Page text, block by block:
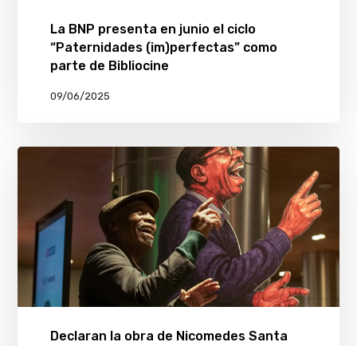
La BNP presenta en junio el ciclo
“Paternidades (im)perfectas” como
parte de Bibliocine
09/06/2025
Declaran la obra de Nicomedes Santa